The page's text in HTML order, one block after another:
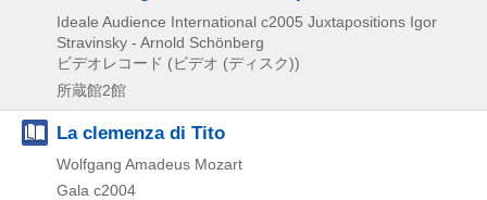
Ideale Audience International c2005 Juxtapositions Igor
Stravinsky - Arnold Schönberg
ビデオレコード (ビデオ (ディスク))
所蔵館2館
La clemenza di Tito
Wolfgang Amadeus Mozart
Gala c2004